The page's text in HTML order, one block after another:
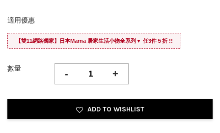
適用優惠
【雙11網路獨家】日本Marna 居家生活小物全系列▼ 任3件５折 !!
數量 - +
ADD TO WISHLIST